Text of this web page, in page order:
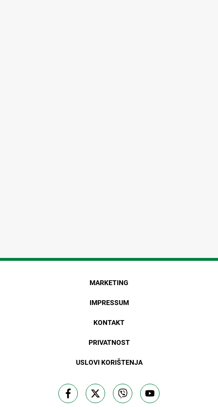
MARKETING
IMPRESSUM
KONTAKT
PRIVATNOST
USLOVI KORIŠTENJA